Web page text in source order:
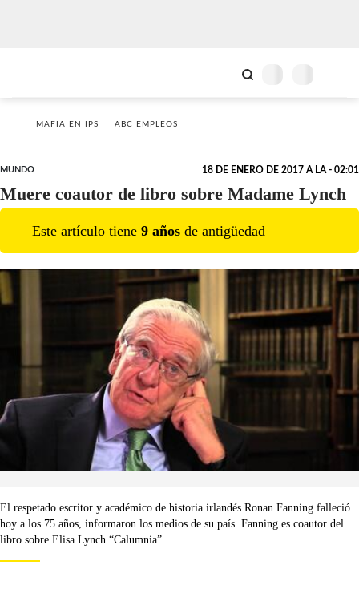
MAFIA EN IPS ABC EMPLEOS
MUNDO 18 DE ENERO DE 2017 A LA - 02:01
Muere coautor de libro sobre Madame Lynch
Este artículo tiene 9 años de antigüedad
El respetado escritor y académico de historia irlandés Ronan Fanning falleció
hoy a los 75 años, informaron los medios de su país. Fanning es coautor del
libro sobre Elisa Lynch “Calumnia”.